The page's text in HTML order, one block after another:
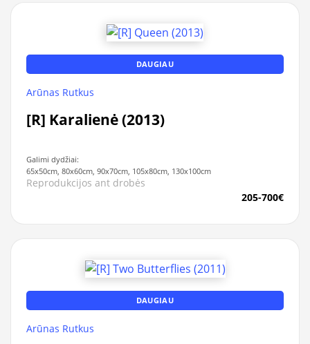
DAUGIAU
Arūnas Rutkus
[R] Karalienė (2013)
Galimi dydžiai:
65x50cm, 80x60cm, 90x70cm, 105x80cm, 130x100cm
Reprodukcijos ant drobės
205-700€
DAUGIAU
Arūnas Rutkus